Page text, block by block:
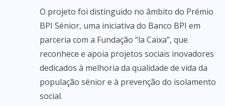
O projeto foi distinguido no âmbito do Prémio
BPI Sénior, uma iniciativa do Banco BPI em
parceria com a Fundação “la Caixa”, que
reconhece e apoia projetos sociais inovadores
dedicados à melhoria da qualidade de vida da
população sénior e à prevenção do isolamento
social.